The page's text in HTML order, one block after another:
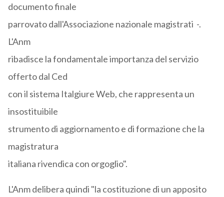
documento finale
parrovato dall'Associazione nazionale magistrati -.
L'Anm
ribadisce la fondamentale importanza del servizio
offerto dal Ced
con il sistema Italgiure Web, che rappresenta un
insostituibile
strumento di aggiornamento e di formazione che la
magistratura
italiana rivendica con orgoglio".
L'Anm delibera quindi "la costituzione di un apposito